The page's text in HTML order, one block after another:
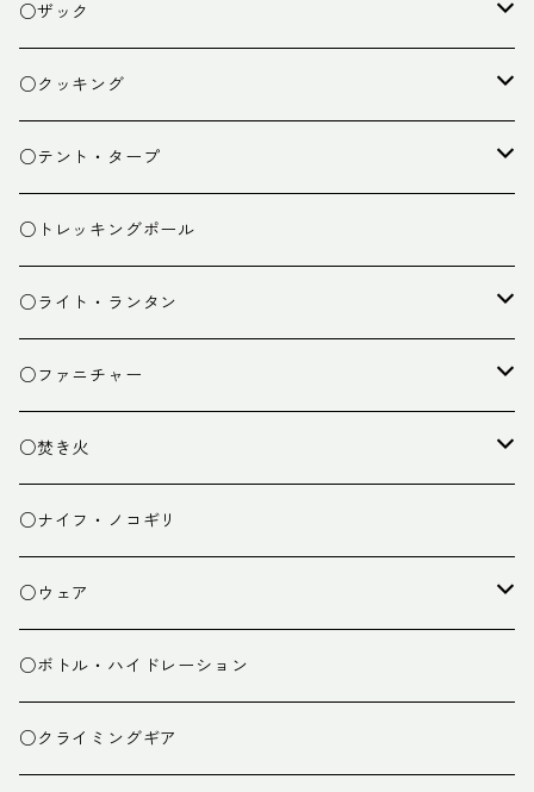
○ザック
ザック
スタッフバッグ
ザック小物
○クッキング
クッカー
バーナー
カトラリー
クッキング小物
○テント・タープ
テント
タープ
ペグ・ハンマー・小物
○トレッキングポール
○ライト・ランタン
ライト
ランタン
○ファニチャー
テーブル
チェア
○焚き火
焚き火台
焚き火小物
○ナイフ・ノコギリ
○ウェア
ミドルレイヤー
ベースレイヤー
○ボトル・ハイドレーション
○クライミングギア